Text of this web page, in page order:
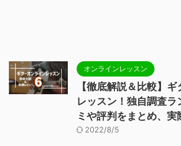
オンラインレッスン
【徹底解説＆比較】
レッスン！独自調査ラ
ミや評判をまとめ、実
2022/8/5